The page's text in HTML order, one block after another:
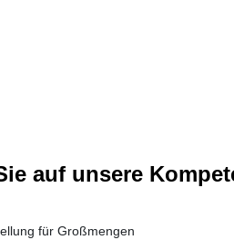
auf unsere
für Großmengen